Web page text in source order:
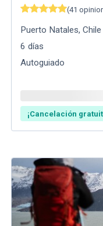
(41
Puerto Natales,Chile
6 días
Autoguiado
¡Cancelación